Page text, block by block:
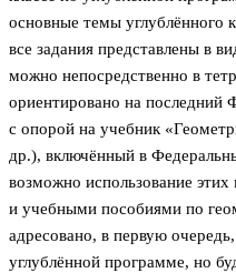
основные темы углублённого
все задания представлены в
можно непосредственно в
ориентировано на
с опорой на учебник
др.), включённый в
возможно использование
и учебными пособиями по
адресовано, в первую
углублённой программе, но